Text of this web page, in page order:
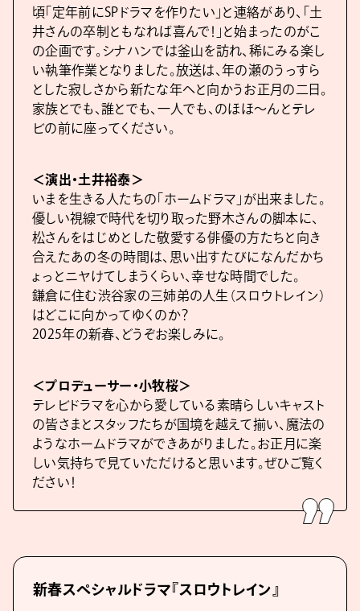
頃「定年前にSPドラマを作りたい」と連絡があり、「土
井さんの卒制ともなれば喜んで！」と始まったのがこ
の企画です。シナハンでは釜山を訪れ、稀にみる楽し
い執筆作業となりました。放送は、年の瀬のうっすら
とした寂しさから新たな年へと向かうお正月の二日。
家族とでも、誰とでも、一人でも、のほほ〜んとテレ
ビの前に座ってください。
＜演出・土井裕泰＞
いまを生きる人たちの「ホームドラマ」が出来ました。
優しい視線で時代を切り取った野木さんの脚本に、
松さんをはじめとした敬愛する俳優の方たちと向き
合えたあの冬の時間は、思い出すたびになんだかち
ょっとニヤけてしまうくらい、幸せな時間でした。
鎌倉に住む渋谷家の三姉弟の人生（スロウトレイン）
はどこに向かってゆくのか？
2025年の新春、どうぞお楽しみに。
＜プロデューサー・小牧桜＞
テレビドラマを心から愛している素晴らしいキャスト
の皆さまとスタッフたちが国境を越えて揃い、魔法の
ようなホームドラマができあがりました。お正月に楽
しい気持ちで見ていただけると思います。ぜひご覧く
ださい！
新春スペシャルドラマ『スロウトレイン』